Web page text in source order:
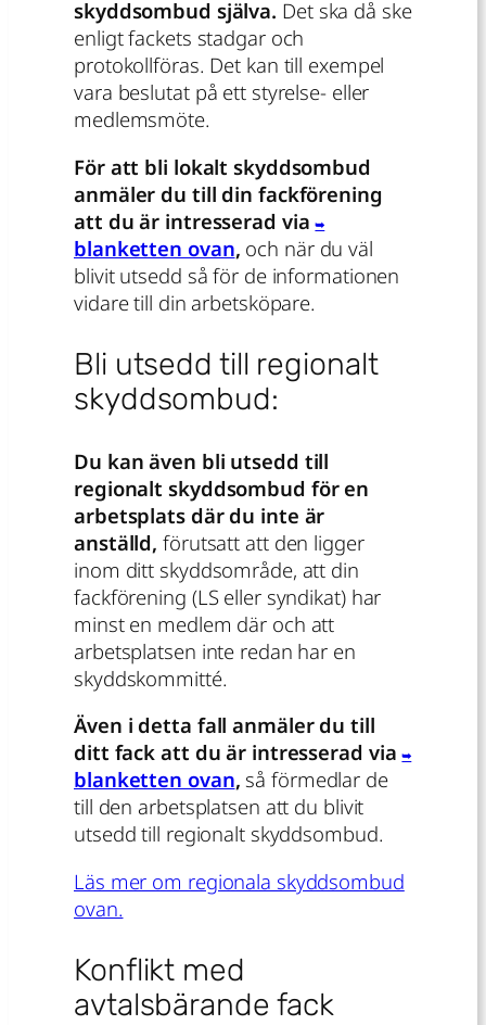
skyddsombud själva. Det ska då ske
enligt fackets stadgar och
protokollföras. Det kan till exempel
vara beslutat på ett styrelse- eller
medlemsmöte.
För att bli lokalt skyddsombud
anmäler du till din fackförening
att du är intresserad via
blanketten ovan, och när du väl
blivit utsedd så för de informationen
vidare till din arbetsköpare.
Bli utsedd till regionalt
skyddsombud:
Du kan även bli utsedd till
regionalt skyddsombud för en
arbetsplats där du inte är
anställd, förutsatt att den ligger
inom ditt skyddsområde, att din
fackförening (LS eller syndikat) har
minst en medlem där och att
arbetsplatsen inte redan har en
skyddskommitté.
Även i detta fall anmäler du till
ditt fack att du är intresserad via
blanketten ovan, så förmedlar de
till den arbetsplatsen att du blivit
utsedd till regionalt skyddsombud.
Läs mer om regionala skyddsombud
ovan.
Konflikt med
avtalsbärande fack